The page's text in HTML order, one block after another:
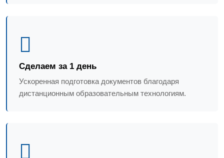
Сделаем за 1 день
Ускоренная подготовка документов благодаря
дистанционным образовательным технологиям.